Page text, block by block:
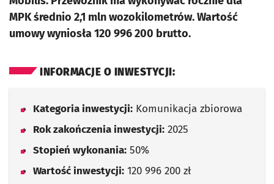
MPK średnio 2,1 mln wozokilometrów. Wartość
umowy wyniosła 120 996 200 brutto.
INFORMACJE O INWESTYCJI:
Kategoria inwestycji: Komunikacja zbiorowa
Rok zakończenia inwestycji: 2025
Stopień wykonania: 50%
Wartość inwestycji: 120 996 200 zł